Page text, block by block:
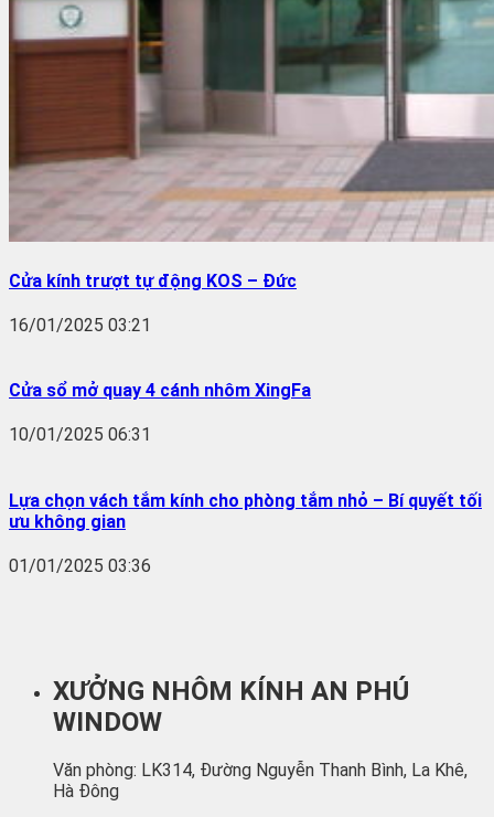
Cửa kính trượt tự động KOS – Đức
16/01/2025 03:21
Cửa sổ mở quay 4 cánh nhôm XingFa
10/01/2025 06:31
Lựa chọn vách tắm kính cho phòng tắm nhỏ – Bí quyết tối
ưu không gian
01/01/2025 03:36
XƯỞNG NHÔM KÍNH AN PHÚ
WINDOW
Văn phòng: LK314, Đường Nguyễn Thanh Bình, La Khê,
Hà Đông